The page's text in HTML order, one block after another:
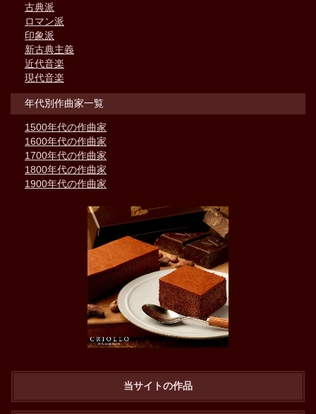
古典派
ロマン派
印象派
新古典主義
近代音楽
現代音楽
年代別作曲家一覧
1500年代の作曲家
1600年代の作曲家
1700年代の作曲家
1800年代の作曲家
1900年代の作曲家
当サイトの作品